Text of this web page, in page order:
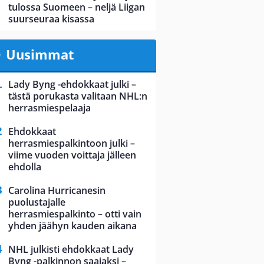
tulossa Suomeen – neljä Liigan
suurseuraa kisassa
Uusimmat
Lady Byng -ehdokkaat julki –
tästä porukasta valitaan NHL:n
herrasmiespelaaja
Ehdokkaat
herrasmiespalkintoon julki –
viime vuoden voittaja jälleen
ehdolla
Carolina Hurricanesin
puolustajalle
herrasmiespalkinto – otti vain
yhden jäähyn kauden aikana
NHL julkisti ehdokkaat Lady
Byng -palkinnon saajaksi –